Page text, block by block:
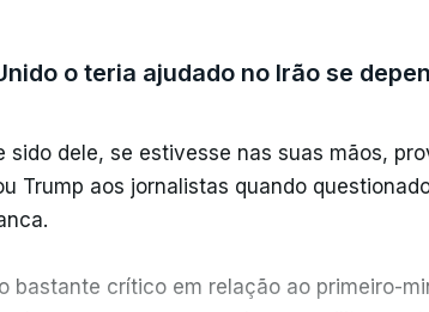
que um contratorpedeiro da
semanas anteriores em operações
o teria ajudado no Irão se
sido dele, se estivesse nas suas mãos,
Trump aos jornalistas quando
bastante crítico em relação ao primeiro-